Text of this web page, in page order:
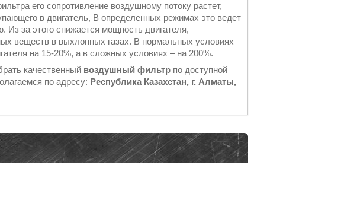
его сопротивление воздушному потоку растет,
в двигатель, В определенных режимах это ведет
Из за этого снижается мощность двигателя,
веществ в выхлопных газах. В нормальных условиях
на 15-20%, а в сложных условиях – на 200%.
качественный воздушный фильтр по доступной
по адресу: Республика Казахстан, г. Алматы,